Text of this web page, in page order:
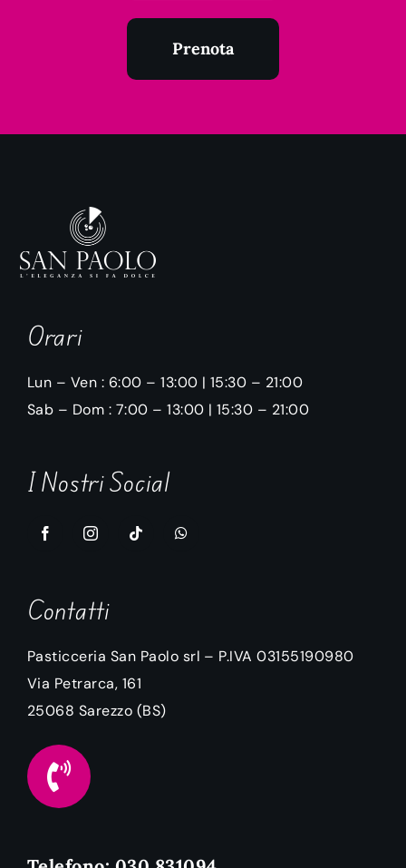
Prenota
Orari
Lun – Ven : 6:00 – 13:00 | 15:30 – 21:00
Sab – Dom : 7:00 – 13:00 | 15:30 – 21:00
I Nostri Social
Contatti
Pasticceria San Paolo srl – P.IVA 03155190980
Via Petrarca, 161
25068 Sarezzo (BS)